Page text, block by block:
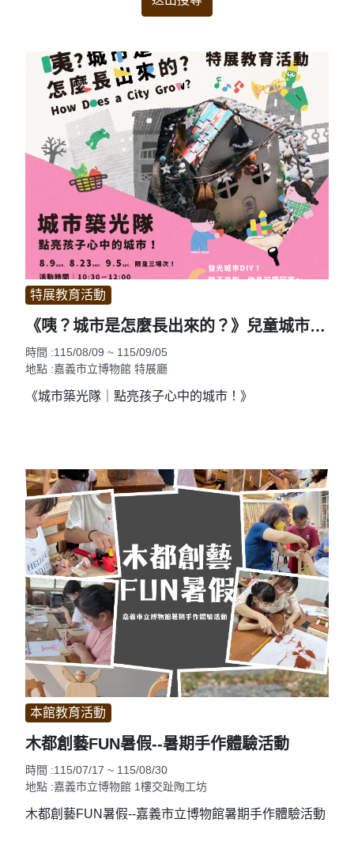
特展教育活動
《咦？城市是怎麼長出來的？》兒童城市建築共創展 特展教育活動
時間 :115/08/09 ~ 115/09/05
地點 :嘉義市立博物館 特展廳
《城市築光隊｜點亮孩子心中的城市！》
本館教育活動
木都創藝FUN暑假--暑期手作體驗活動
時間 :115/07/17 ~ 115/08/30
地點 :嘉義市立博物館 1樓交趾陶工坊
木都創藝FUN暑假--嘉義市立博物館暑期手作體驗活動